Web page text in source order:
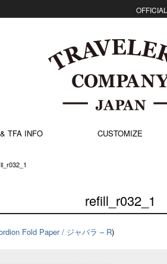
OFFICIAL
TFA INFO CUSTOMIZE
refill_r032_1
Fold Paper / ジャバラ – R)